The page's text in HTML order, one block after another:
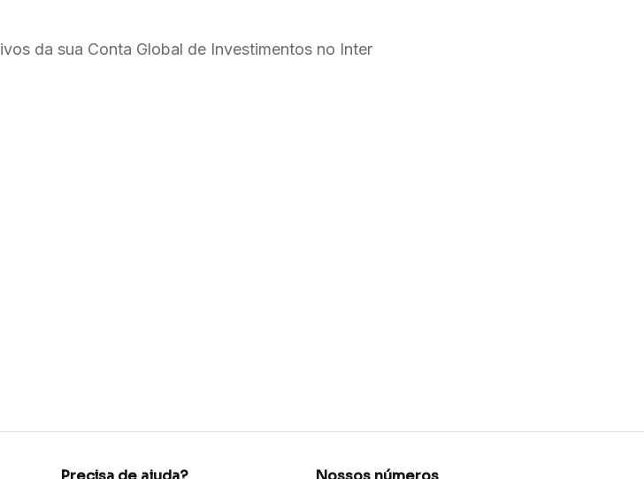
da sua Conta Global de Investimentos no Inter